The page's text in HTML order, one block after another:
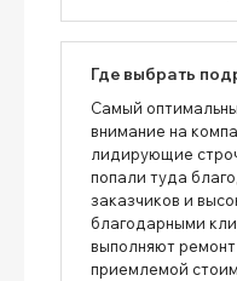
Где выбрать
Самый
внимание на
лидирующие
попали туда
заказчиков и
благодарными
выполняют ремонт
приемлемой